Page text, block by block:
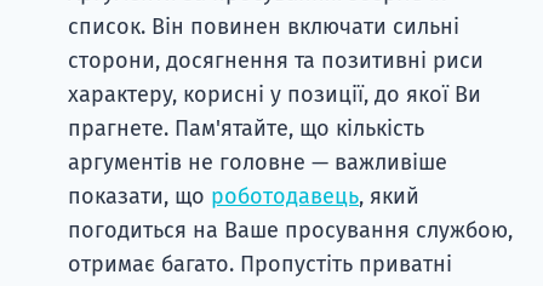
список. Він повинен включати сильні
сторони, досягнення та позитивні риси
характеру, корисні у позиції, до якої Ви
прагнете. Пам'ятайте, що кількість
аргументів не головне — важливіше
показати, що роботодавець, який
погодиться на Ваше просування службою,
отримає багато. Пропустіть приватні